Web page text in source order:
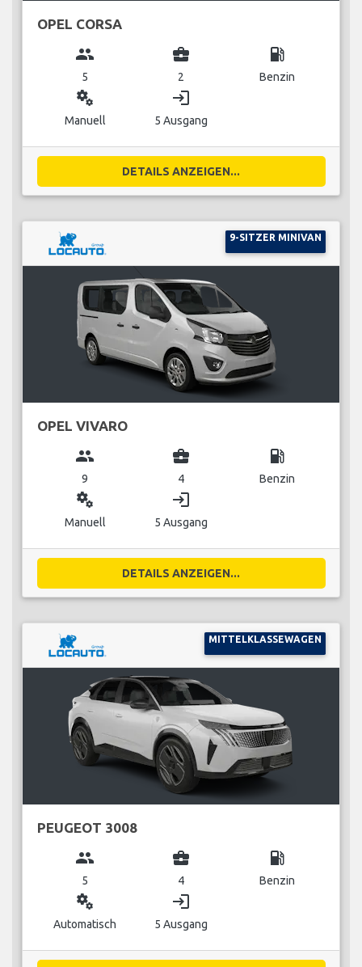
OPEL CORSA
group
5
business_center
2
local_gas_station
Benzin
miscellaneous_services
Manuell
login
5 Ausgang
DETAILS ANZEIGEN...
9-SITZER MINIVAN
OPEL VIVARO
group
9
business_center
4
local_gas_station
Benzin
miscellaneous_services
Manuell
login
5 Ausgang
DETAILS ANZEIGEN...
MITTELKLASSEWAGEN
PEUGEOT 3008
group
5
business_center
4
local_gas_station
Benzin
miscellaneous_services
Automatisch
login
5 Ausgang